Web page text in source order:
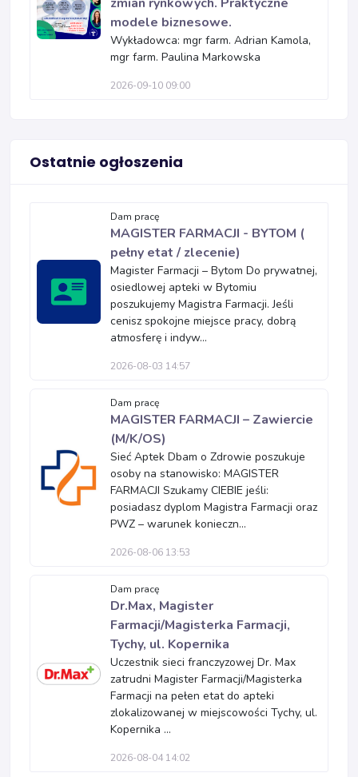
zmian rynkowych. Praktyczne
modele biznesowe.
Wykładowca: mgr farm. Adrian Kamola,
mgr farm. Paulina Markowska
2026-09-10 09:00
Ostatnie ogłoszenia
Dam pracę
MAGISTER FARMACJI - BYTOM (
pełny etat / zlecenie)
Magister Farmacji – Bytom Do prywatnej,
osiedlowej apteki w Bytomiu
poszukujemy Magistra Farmacji. Jeśli
cenisz spokojne miejsce pracy, dobrą
atmosferę i indyw...
2026-08-03 14:57
Dam pracę
MAGISTER FARMACJI – Zawiercie
(M/K/OS)
Sieć Aptek Dbam o Zdrowie poszukuje
osoby na stanowisko: MAGISTER
FARMACJI Szukamy CIEBIE jeśli:
posiadasz dyplom Magistra Farmacji oraz
PWZ – warunek konieczn...
2026-08-06 13:53
Dam pracę
Dr.Max, Magister
Farmacji/Magisterka Farmacji,
Tychy, ul. Kopernika
Uczestnik sieci franczyzowej Dr. Max
zatrudni Magister Farmacji/Magisterka
Farmacji na pełen etat do apteki
zlokalizowanej w miejscowości Tychy, ul.
Kopernika ...
2026-08-04 14:02